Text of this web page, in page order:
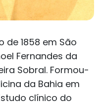
de 1858 em São
Fernandes da
Sobral. Formou-
da Bahia em
clínico do